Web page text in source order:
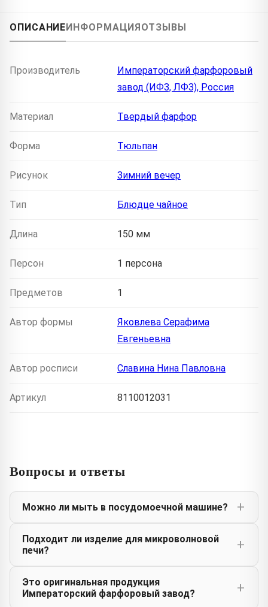
ОПИСАНИЕИНФОРМАЦИЯОТЗЫВЫ
Производитель
Императорский фарфоровый
завод (ИФЗ, ЛФЗ), Россия
Материал Твердый фарфор
Форма Тюльпан
Рисунок Зимний вечер
Тип Блюдце чайное
Длина 150 мм
Персон 1 персона
Предметов 1
Автор формы
Яковлева Серафима
Евгеньевна
Автор росписи Славина Нина Павловна
Артикул 8110012031
Вопросы и ответы
Можно ли мыть в посудомоечной машине?
Подходит ли изделие для микроволновой
печи?
Это оригинальная продукция
Императорский фарфоровый завод?